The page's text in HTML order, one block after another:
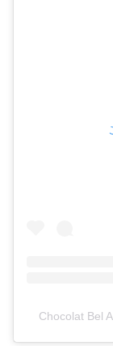
Chocolat Bel